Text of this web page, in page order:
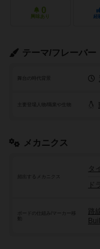
0
興味あり 経
テーマ/フレーバー
舞台の時代背景
メカニクス
頻出するメカニクス
タ
ド
ボードの仕組み/マーカー移
路